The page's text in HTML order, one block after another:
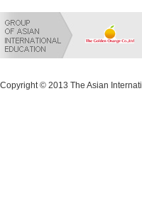
Copyright © 2013 The Asian